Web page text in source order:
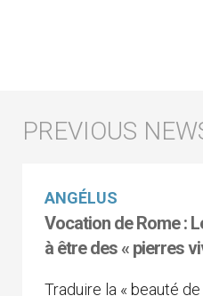
ANGÉLUS
Vocation de Rome :
à être des « pierres
Traduire la « beauté